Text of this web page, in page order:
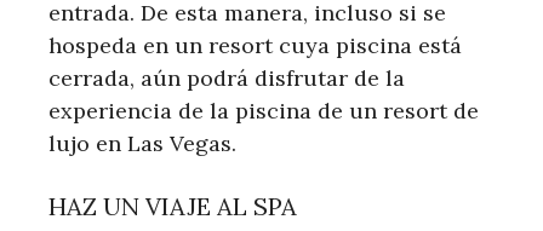
entrada. De esta manera, incluso si se
hospeda en un resort cuya piscina está
cerrada, aún podrá disfrutar de la
experiencia de la piscina de un resort de
lujo en Las Vegas.
HAZ UN VIAJE AL SPA